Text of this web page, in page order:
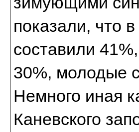
показали, что
составили
30%, молодые
Немного иная
Каневского